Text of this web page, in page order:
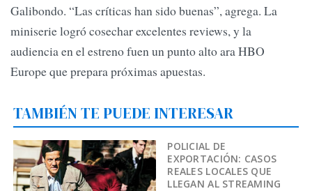
Galibondo. “Las críticas han sido buenas”, agrega. La
miniserie logró cosechar excelentes reviews, y la
audiencia en el estreno fuen un punto alto ara HBO
Europe que prepara próximas apuestas.
TAMBIÉN TE PUEDE INTERESAR
POLICIAL DE
EXPORTACIÓN: CASOS
REALES LOCALES QUE
LLEGAN AL STREAMING